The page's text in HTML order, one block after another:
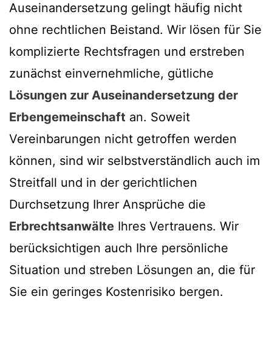
Auseinandersetzung gelingt häufig nicht
ohne rechtlichen Beistand. Wir lösen für Sie
komplizierte Rechtsfragen und erstreben
zunächst einvernehmliche, gütliche
Lösungen zur Auseinandersetzung der
Erbengemeinschaft an. Soweit
Vereinbarungen nicht getroffen werden
können, sind wir selbstverständlich auch im
Streitfall und in der gerichtlichen
Durchsetzung Ihrer Ansprüche die
Erbrechtsanwälte Ihres Vertrauens. Wir
berücksichtigen auch Ihre persönliche
Situation und streben Lösungen an, die für
Sie ein geringes Kostenrisiko bergen.